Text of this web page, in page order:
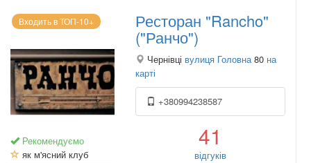
Входить в ТОП-10+
Рекомендуємо
як м'ясний клуб
Ресторан "Rancho"
("Ранчо")
Чернівці вулиця Головна80 на
карті
+380994238587
41
відгуків